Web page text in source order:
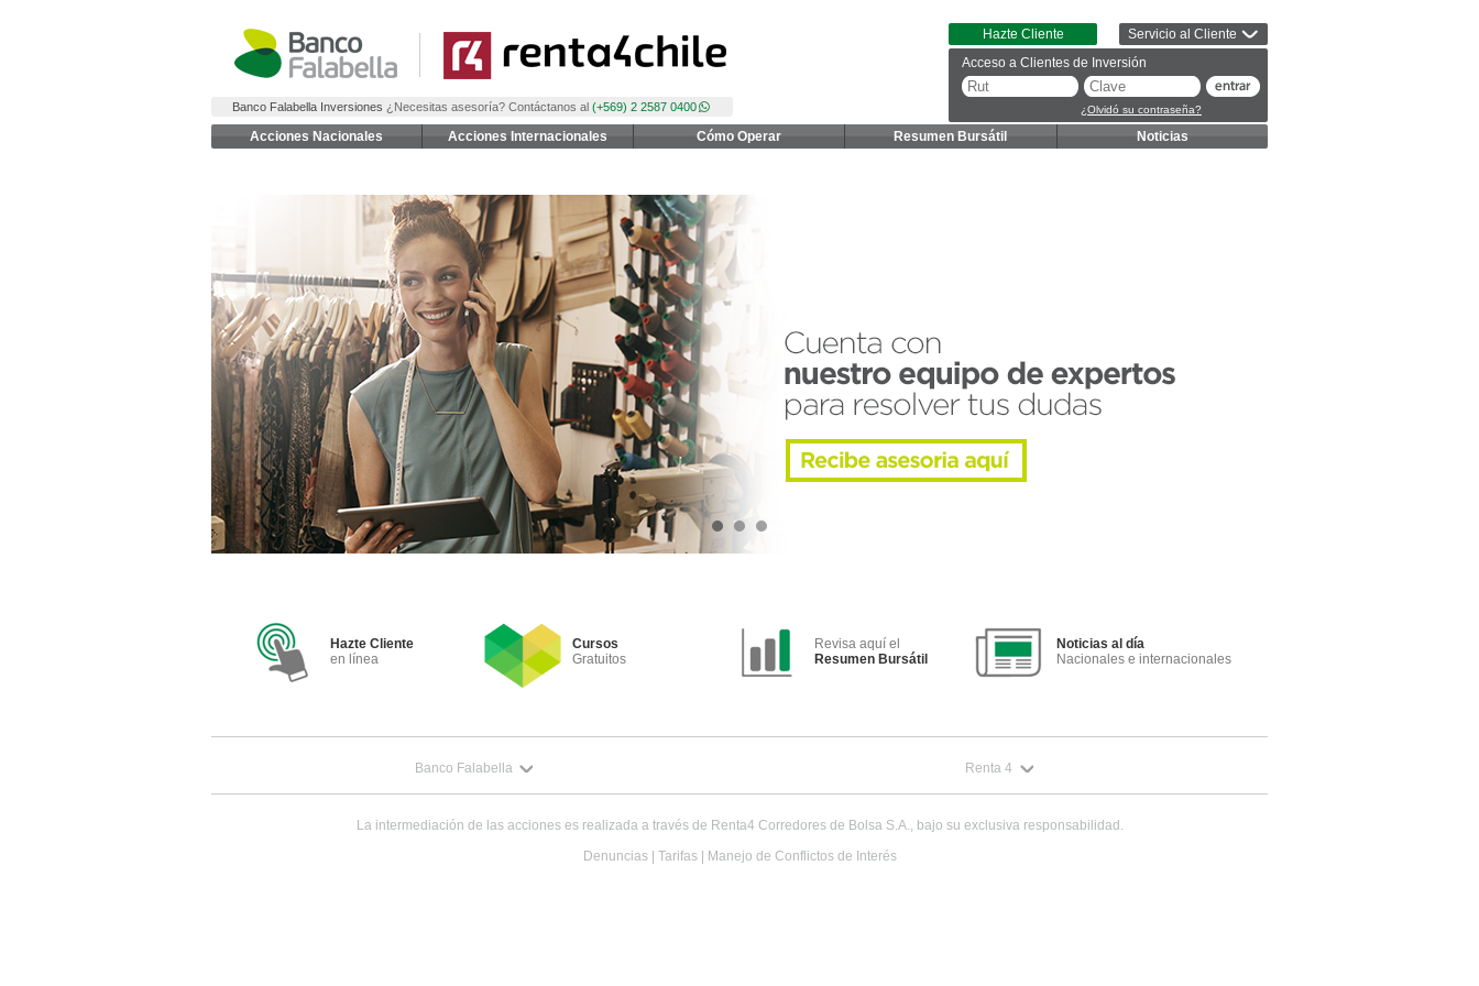
Hazte Cliente Servicio al Cliente
Banco Falabella Inversiones ¿Necesitas asesoría? Contáctanos al (+569) 2 2587 0400
Acceso a Clientes de Inversión
¿Olvidó su contraseña?
Acciones Nacionales Acciones Internacionales Cómo Operar Resumen Bursátil Noticias
Hazte Cliente
en línea
Cursos
Gratuitos
Revisa aquí el
Resumen Bursátil
Noticias al día
Nacionales e internacionales
Renta 4
Banco Falabella
La intermediación de las acciones es realizada a través de Renta4 Corredores de Bolsa S.A., bajo su exclusiva responsabilidad.
Denuncias| Tarifas| Manejo de Conflictos de Interés